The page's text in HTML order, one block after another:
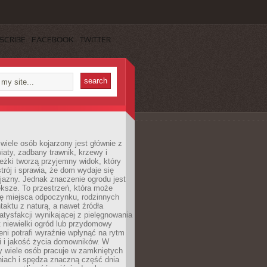
FACEBOOK TWITTER
osób kojarzony jest głównie z
zadbany trawnik, krzewy i
tworzą przyjemny widok, który
i sprawia, że dom wydaje się
Jednak znaczenie ogrodu jest
To przestrzeń, która może
miejsca odpoczynku, rodzinnych
z naturą, a nawet źródła
wynikającej z pielęgnowania
ogród lub przydomowy
potrafi wyraźnie wpłynąć na rytm
i jakość życia domowników. W
wiele osób pracuje w zamkniętych
i spędza znaczną część dnia